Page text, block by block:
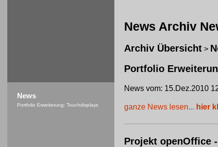
News Archiv
Archiv Übersicht >
Portfolio
News vom: 15.Dez.2010
ganze News lesen... hier
Projekt openOffice
News
Portfolio Erweiterung: Touchdisplays